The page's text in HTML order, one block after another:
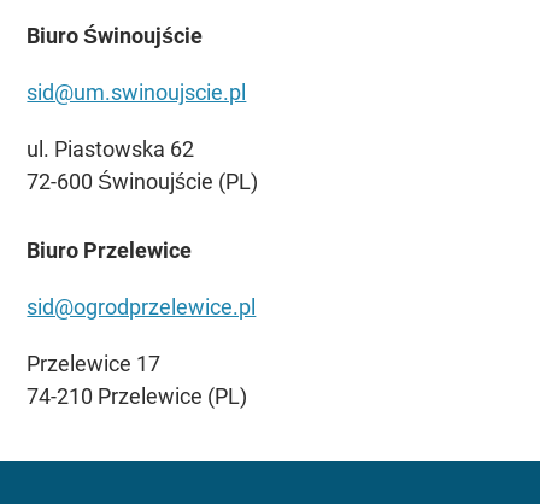
Biuro Świnoujście
sid@um.swinoujscie.pl
ul. Piastowska 62
72-600 Świnoujście (PL)
Biuro Przelewice
sid@ogrodprzelewice.pl
Przelewice 17
74-210 Przelewice (PL)